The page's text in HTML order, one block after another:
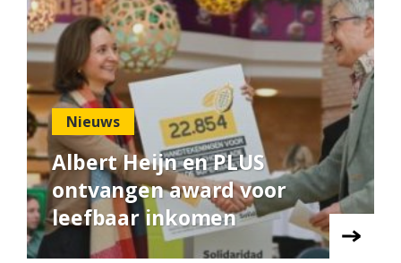
Nieuws
Albert Heijn en PLUS
ontvangen award voor
leefbaar inkomen